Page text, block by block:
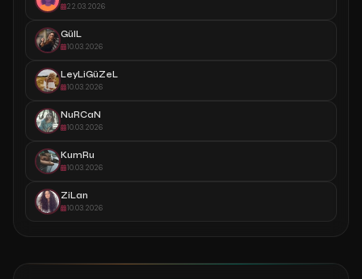
22.03.2026
GülL
10.03.2026
LeyLiGüZeL
10.03.2026
NuRCaN
10.03.2026
KumRu
10.03.2026
ZiLan
10.03.2026